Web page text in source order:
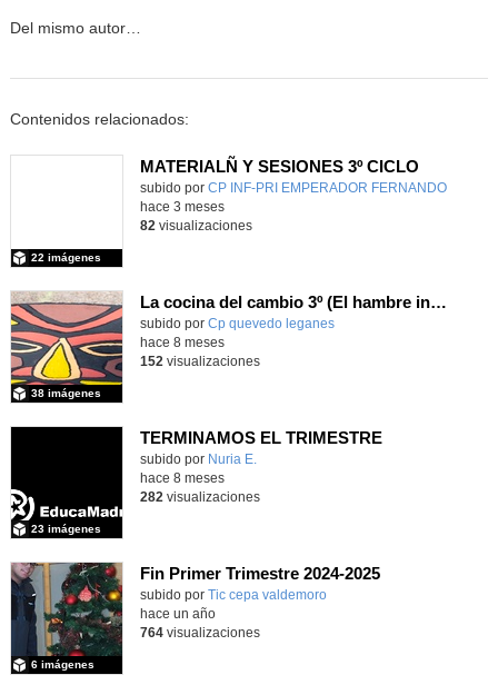
Del mismo autor…
Contenidos relacionados:
MATERIALÑ Y SESIONES 3º CICLO
Contenido educativo.
subido por CP INF-PRI EMPERADOR FERNANDO
22 imágenes
-
hace 3 meses
82 visualizaciones
La cocina del cambio 3º (El hambre invisible – África)
Contenido educativo.
subido por Cp quevedo leganes
38 imágenes
-
hace 8 meses
152 visualizaciones
TERMINAMOS EL TRIMESTRE
Contenido educativo.
subido por Nuria E.
23 imágenes
hace 8 meses
282 visualizaciones
Fin Primer Trimestre 2024-2025
subido por Tic cepa valdemoro
6 imágenes
-
hace un año
764visualizaciones